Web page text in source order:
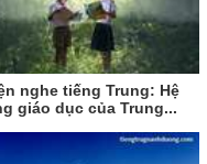
nghe tiếng Trung: Hệ
giáo dục của Trung...